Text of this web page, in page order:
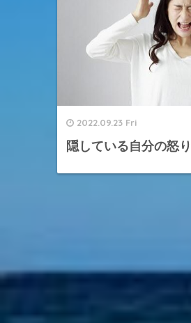
2022.09.23 Fri
隠している自分の怒